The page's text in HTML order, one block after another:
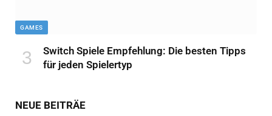
GAMES
Switch Spiele Empfehlung: Die besten Tipps
für jeden Spielertyp
NEUE BEITRÄE